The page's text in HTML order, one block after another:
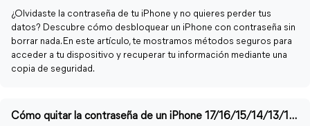
¿Olvidaste la contraseña de tu iPhone y no quieres perder tus
datos? Descubre cómo desbloquear un iPhone con contraseña sin
borrar nada. En este artículo, te mostramos métodos seguros para
acceder a tu dispositivo y recuperar tu información mediante una
copia de seguridad.
Cómo quitar la contraseña de un iPhone 17/16/15/14/13/12/11